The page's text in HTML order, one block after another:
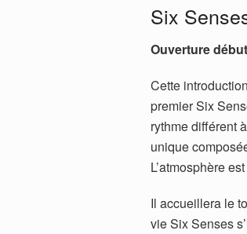
Six
Ouverture
Cette
premier Six
rythme différent
unique
L’atmosphère
Il accueillera le
vie Six Senses